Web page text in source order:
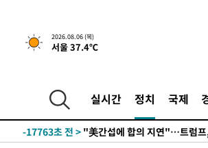
2026.08.06 (목)
서울 37.4℃
실시간 정치 국제
-30903초 전 >[속보]원·달러 환율, 0.7원 내린
-28502초 전 > "여기 떨어졌다"…다누리, 스페
-18148초 전 >
내일까지 39도 '펄펄'…기상
-17785초 전 >
-17763초 전 > "美간섭에 합의 지연"…트럼